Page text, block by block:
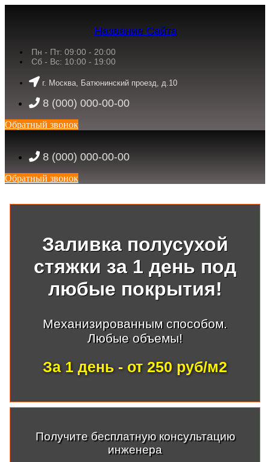
Название Сайта
Пн - Пт: 09:00 - 20:00
Сб - Вс: 10:00 - 19:00
г. Москва, Батюнинский проезд, д.10
8 (000) 000-00-00
Обратный звонок
8 (000) 000-00-00
Обратный звонок
Заливка полусухой
стяжки за 1 день под
любые покрытия!
Механизированным способом.
Любые объемы!
За 1 день - от 250 руб/м2
Получите бесплатную консультацию
инженера